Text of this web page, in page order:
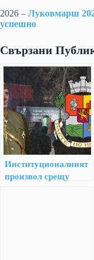
2026 – Луковмарш
успешно
Свързани
Институционалният
произвол срещу